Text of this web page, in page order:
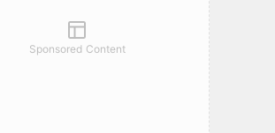
Sponsored Content